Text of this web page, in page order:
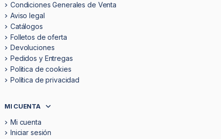
Condiciones Generales de Venta
Aviso legal
Catálogos
Folletos de oferta
Devoluciones
Pedidos y Entregas
Politica de cookies
Política de privacidad
MI CUENTA
Mi cuenta
Iniciar sesión